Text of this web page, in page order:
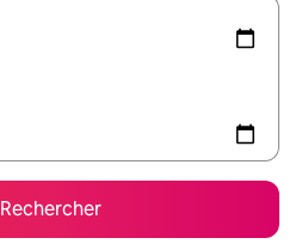
Rechercher